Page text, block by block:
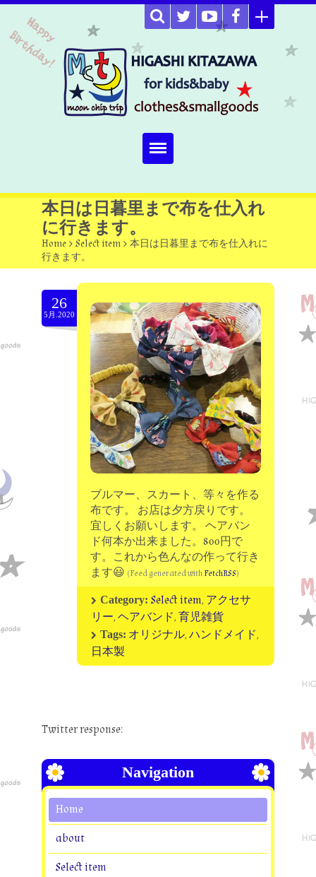
Home
about
Select item
omutucake
moon chip trip original
my account
Store
minna kitchen komeco
contact
本日は日暮里まで布を仕入れ
に行きます。
Home > Select item > 本日は日暮里まで布を仕入れに
行きます。
26
5月.2020
ブルマー、スカート、等々を作る
布です。 お店は夕方戻りです。
宜しくお願いします。 ヘアバン
ド何本か出来ました。800円で
す。これから色んなの作って行き
ます😃 (Feed generated with FetchRSS)
Category: Select item, アクセサ
リー,ヘアバンド,育児雑貨
Tags: オリジナル,ハンドメイド,
日本製
Twitter response:
Navigation
Home
about
Select item